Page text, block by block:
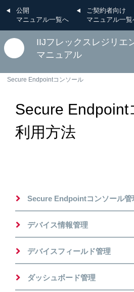
公開
マニュアル一覧へ
ご契約者向け
マニュアル一覧
IIJフレックスレジリエ
マニュアル
Secure Endpointコンソール
Secure Endpoint
利用方法
Secure Endpointコンソール管
デバイス情報管理
デバイスフィールド管理
ダッシュボード管理